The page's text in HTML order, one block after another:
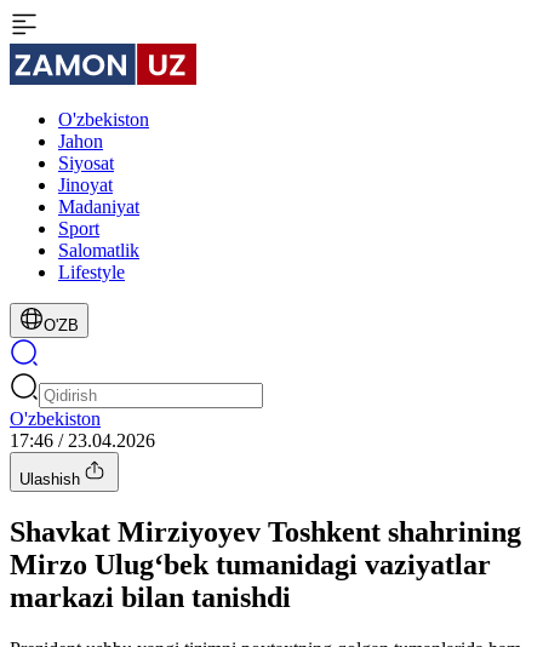
O'zbekiston
Jahon
Siyosat
Jinoyat
Madaniyat
Sport
Salomatlik
Lifestyle
O'ZB
O'zbekiston
17:46 / 23.04.2026
Ulashish
Shavkat Mirziyoyev Toshkent shahrining
Mirzo Ulug‘bek tumanidagi vaziyatlar
markazi bilan tanishdi